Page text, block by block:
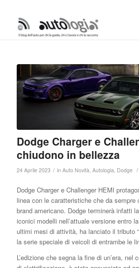
Dodge Charger e
chiudono in bellezza
24 Aprile 2023 / in Auto Novità Autologia Dodge /
Dodge Charger e Challenger HEMI
linea con le caratteristiche che da sempre
brand americano. Dodge terminerà infatti
iconici modelli nell’attuale versione entro
ultimi mesi di attività, ha lanciato il tributo
la serie speciale di veicoli di entrambe le
L’edizione che segna la fine di un’era, nel